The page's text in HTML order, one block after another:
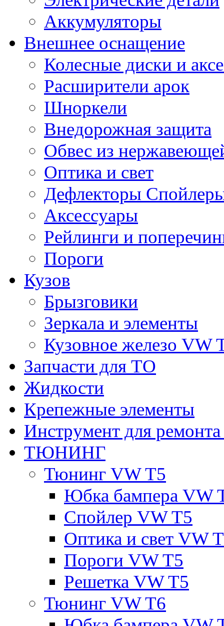
Аккумуляторы
Внешнее оснащение
Колесные диски и
Расширители арок
Шноркели
Внедорожная защита
Обвес из
Оптика и свет
Дефлекторы
Аксессуары
Рейлинги и
Пороги
Кузов
Брызговики
Зеркала и элементы
Кузовное железо VW
Запчасти для ТО
Жидкости
Крепежные элементы
Инструмент для
ТЮНИНГ
Тюнинг VW T5
Юбка бампера VW
Спойлер VW T5
Оптика и свет VW
Пороги VW T5
Решетка VW T5
Тюнинг VW T6